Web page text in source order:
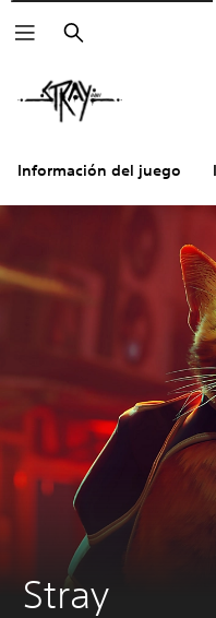
Buscar
Información del juego
Stray